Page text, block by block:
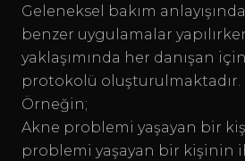
Geleneksel bakım
benzer uygulamalar
yaklaşımında her danışan
protokolü oluşturulmaktadır.
Örneğin;
Akne problemi yaşayan bir
problemi yaşayan bir kişinin